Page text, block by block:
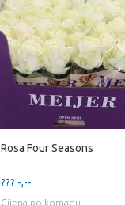
Rosa Four Seasons
??? -,--
Cijena po komadu